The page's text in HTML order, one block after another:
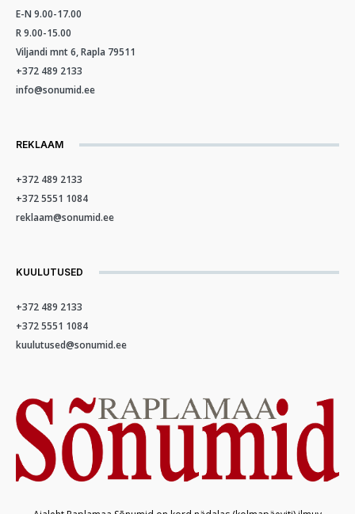
E-N 9.00-17.00
R 9.00-15.00
Viljandi mnt 6, Rapla 79511
+372 489 2133
info@sonumid.ee
REKLAAM
+372 489 2133
+372 5551 1084
reklaam@sonumid.ee
KUULUTUSED
+372 489 2133
+372 5551 1084
kuulutused@sonumid.ee